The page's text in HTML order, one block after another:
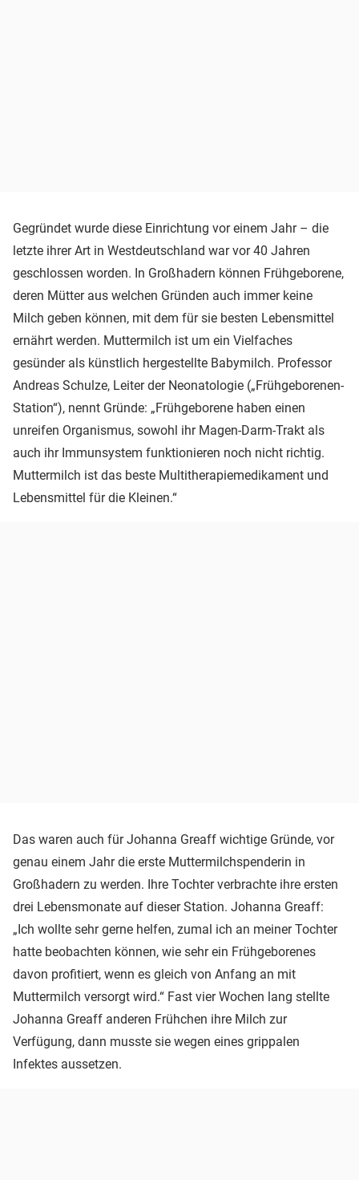
Gegründet wurde diese Einrichtung vor einem Jahr – die
letzte ihrer Art in Westdeutschland war vor 40 Jahren
geschlossen worden. In Großhadern können Frühgeborene,
deren Mütter aus welchen Gründen auch immer keine
Milch geben können, mit dem für sie besten Lebensmittel
ernährt werden. Muttermilch ist um ein Vielfaches
gesünder als künstlich hergestellte Babymilch. Professor
Andreas Schulze, Leiter der Neonatologie („Frühgeborenen-
Station“), nennt Gründe: „Frühgeborene haben einen
unreifen Organismus, sowohl ihr Magen-Darm-Trakt als
auch ihr Immunsystem funktionieren noch nicht richtig.
Muttermilch ist das beste Multitherapiemedikament und
Lebensmittel für die Kleinen.“
Das waren auch für Johanna Greaff wichtige Gründe, vor
genau einem Jahr die erste Muttermilchspenderin in
Großhadern zu werden. Ihre Tochter verbrachte ihre ersten
drei Lebensmonate auf dieser Station. Johanna Greaff:
„Ich wollte sehr gerne helfen, zumal ich an meiner Tochter
hatte beobachten können, wie sehr ein Frühgeborenes
davon profitiert, wenn es gleich von Anfang an mit
Muttermilch versorgt wird.“ Fast vier Wochen lang stellte
Johanna Greaff anderen Frühchen ihre Milch zur
Verfügung, dann musste sie wegen eines grippalen
Infektes aussetzen.